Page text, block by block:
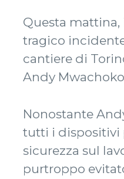
Questa mattina,
tragico
cantiere di
Andy
Nonostante
tutti i dispositivi
sicurezza sul
purtroppo